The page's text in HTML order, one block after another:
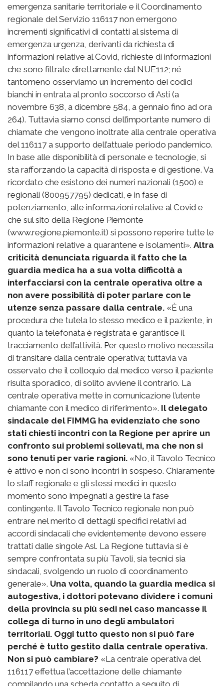
emergenza sanitarie territoriale e il Coordinamento
regionale del Servizio 116117 non emergono
incrementi significativi di contatti al sistema di
emergenza urgenza, derivanti da richiesta di
informazioni relative al Covid, richieste di informazioni
che sono filtrate direttamente dal NUE112; né
tantomeno osserviamo un incremento dei codici
bianchi in entrata al pronto soccorso di Asti (a
novembre 638, a dicembre 584, a gennaio fino ad ora
264). Tuttavia siamo consci dell’importante numero di
chiamate che vengono inoltrate alla centrale operativa
del 116117 a supporto dell’attuale periodo pandemico.
In base alle disponibilità di personale e tecnologie, si
sta rafforzando la capacità di risposta e di gestione. Va
ricordato che esistono dei numeri nazionali (1500) e
regionali (800957795) dedicati, e in fase di
potenziamento, alle informazioni relative al Covid e
che sul sito della Regione Piemonte
(www.regione.piemonte.it) si possono reperire tutte le
informazioni relative a quarantene e isolamenti». Altra
criticità denunciata riguarda il fatto che la
guardia medica ha a sua volta difficoltà a
interfacciarsi con la centrale operativa oltre a
non avere possibilità di poter parlare con le
utenze senza passare dalla centrale. «È una
procedura che tutela lo stesso medico e il paziente, in
quanto la telefonata è registrata e garantisce il
tracciamento dell’attività. Per questo motivo necessita
di transitare dalla centrale operativa; tuttavia va
osservato che il colloquio dal medico verso il paziente
risulta sporadico, di solito avviene il contrario. La
centrale operativa mette in comunicazione l’utente
chiamante con il medico di riferimento». Il delegato
sindacale del FIMMG ha evidenziato che sono
stati chiesti incontri con la Regione per aprire un
confronto sui problemi sollevati, ma che non si
sono tenuti per varie ragioni. «No, il Tavolo Tecnico
è attivo e non ci sono incontri in sospeso. Chiaramente
lo staff regionale e gli stessi medici in questo
momento sono impegnati a gestire la fase
contingente. Il Tavolo Tecnico regionale non può
entrare nel merito di dettagli specifici relativi ad
accordi sindacali che evidentemente devono essere
trattati dalle singole Asl. La Regione tuttavia si è
sempre confrontata su più Tavoli, sia tecnici sia
sindacali, svolgendo un ruolo di coordinamento
generale». Una volta, quando la guardia medica si
autogestiva, i dottori potevano dividere i comuni
della provincia su più sedi nel caso mancasse il
collega di turno in uno degli ambulatori
territoriali. Oggi tutto questo non si può fare
perché è tutto gestito dalla centrale operativa.
Non si può cambiare? «La centrale operativa del
116117 effettua l’accettazione delle chiamante